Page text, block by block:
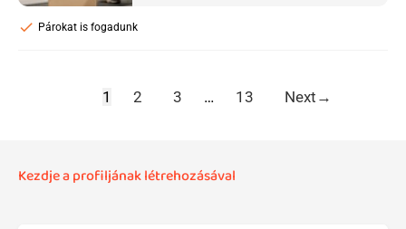
Párokat is fogadunk
check
1 2 3 … 13 Next →
Kezdje a profiljának létrehozásával